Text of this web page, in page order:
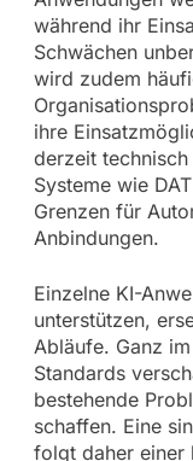
während ihr
Schwächen
wird zudem
ihre
derzeit
Systeme wie
Grenzen für
Anbindungen.
Einzelne KI-
unterstützen,
Abläufe. Ganz
Standards
bestehende
schaffen. Eine
folgt daher einer